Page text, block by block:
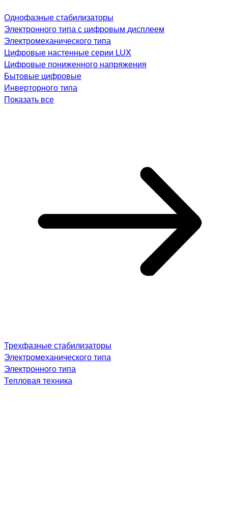
Однофазные стабилизаторы
Электронного типа с цифровым дисплеем
Электромеханического типа
Цифровые настенные серии LUX
Цифровые пониженного напряжения
Бытовые цифровые
Инверторного типа
Показать все
Трехфазные стабилизаторы
Электромеханического типа
Электронного типа
Тепловая техника